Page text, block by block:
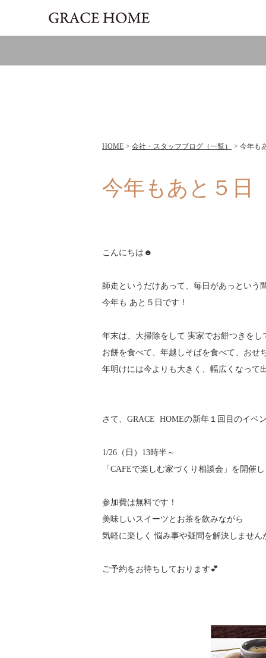
HOME 会社・スタッフブログ（一覧） 今年も
今年もあと５日
こんにちは☻
師走というだけあって、毎日があっという
今年も あと５日です！
年末は、大掃除をして 実家でお餅つきをし
お餅を食べて、年越しそばを食べて、おせ
年明けには今よりも大きく、幅広くなって
さて、GRACE HOMEの新年１回目のイベ
1/26（日）13時半～
「CAFEで楽しむ家づくり相談会」を開催
参加費は無料です！
美味しいスイーツとお茶を飲みながら
気軽に楽しく 悩み事や疑問を解決しません
ご予約をお待ちしております💕